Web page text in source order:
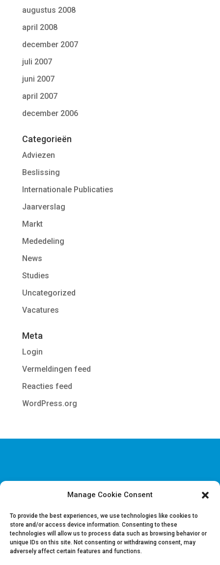
Manage Cookie Consent
To provide the best experiences, we use technologies like cookies to
store and/or access device information. Consenting to these
technologies will allow us to process data such as browsing behavior or
unique IDs on this site. Not consenting or withdrawing consent, may
adversely affect certain features and functions.
augustus 2008
april 2008
december 2007
juli 2007
juni 2007
april 2007
december 2006
Categorieën
Adviezen
Beslissing
Internationale Publicaties
Jaarverslag
Markt
Mededeling
News
Studies
Uncategorized
Vacatures
Meta
Login
Vermeldingen feed
Reacties feed
WordPress.org
Disclaimer & Juridische Informatie
Vacatures
Contacteer ons